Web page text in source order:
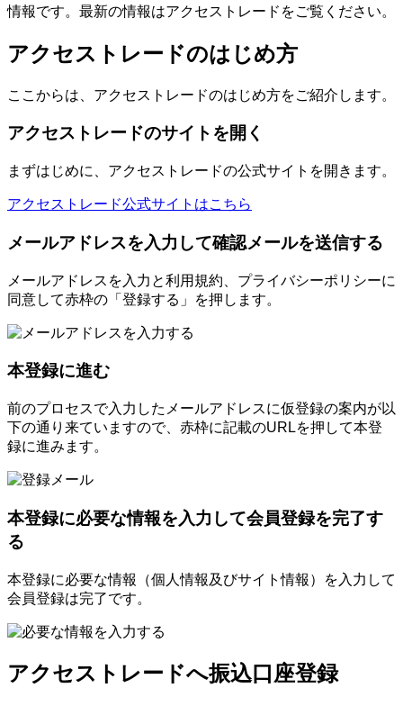
情報です。最新の情報はアクセストレードをご覧ください。
アクセストレードのはじめ方
ここからは、アクセストレードのはじめ方をご紹介します。
アクセストレードのサイトを開く
まずはじめに、アクセストレードの公式サイトを開きます。
アクセストレード公式サイトはこちら
メールアドレスを入力して確認メールを送信する
メールアドレスを入力と利用規約、プライバシーポリシーに
同意して赤枠の「登録する」を押します。
本登録に進む
前のプロセスで入力したメールアドレスに仮登録の案内が以
下の通り来ていますので、赤枠に記載のURLを押して本登
録に進みます。
本登録に必要な情報を入力して会員登録を完了す
る
本登録に必要な情報（個人情報及びサイト情報）を入力して
会員登録は完了です。
アクセストレードへ振込口座登録